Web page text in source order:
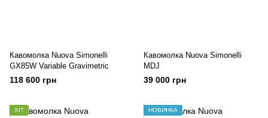
Кавомолка Nuova Simonelli
GX85W Variable Gravimetric
118 600 грн
Кавомолка Nuova Simonelli
MDJ
39 000 грн
ХІТ НОВИНКА